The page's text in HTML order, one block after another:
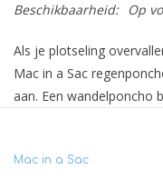
Beschikbaarheid:
Op
Als je plotseling
Mac in a Sac
aan. Een wandelponcho
net zo snel uitgetrokken
Mac in a Sac